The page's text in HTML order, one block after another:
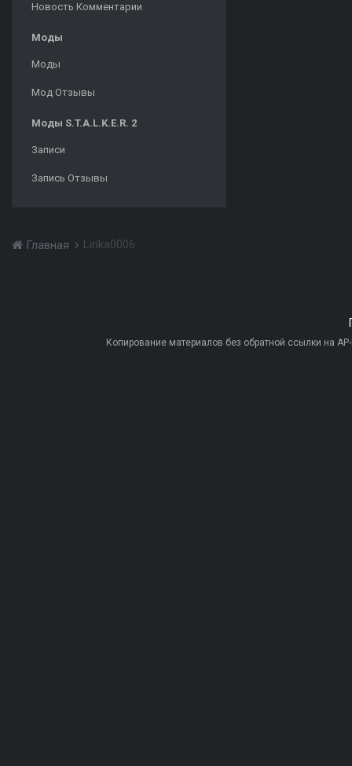
Новость Комментарии
Моды
Моды
Мод Отзывы
Моды S.T.A.L.K.E.R. 2
Записи
Запись Отзывы
Главная Lirika0006
Копирование материалов без обратной ссылки на